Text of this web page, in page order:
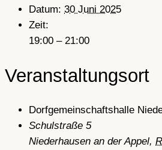
Datum: 30 Juni 2025
Zeit:
19:00 – 21:00
Veranstaltungsort
Dorfgemeinschaftshalle
Schulstraße 5
Niederhausen an der Appel,